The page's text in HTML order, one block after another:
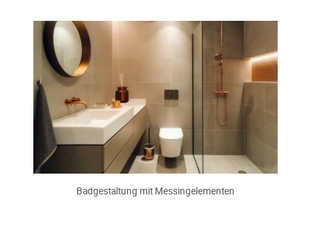
Badgestaltung mit Messingelementen